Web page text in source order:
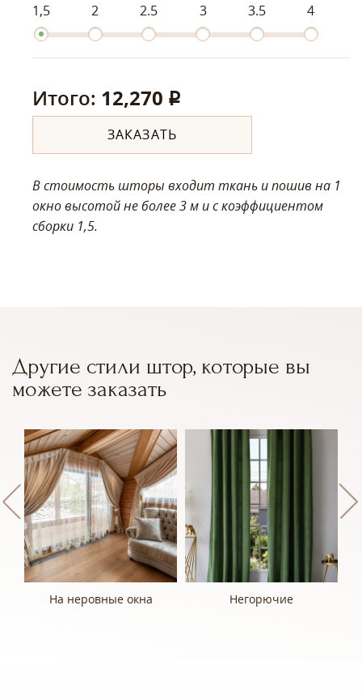
1,5
2 2.5 3 3.5 4
Итого: 12,270 q
ЗАКАЗАТЬ
В стоимость шторы входит ткань и пошив на 1
окно высотой не более 3 м и с коэффициентом
сборки 1,5.
Другие стили штор, которые вы
можете заказать
На неровные окна Негорючие